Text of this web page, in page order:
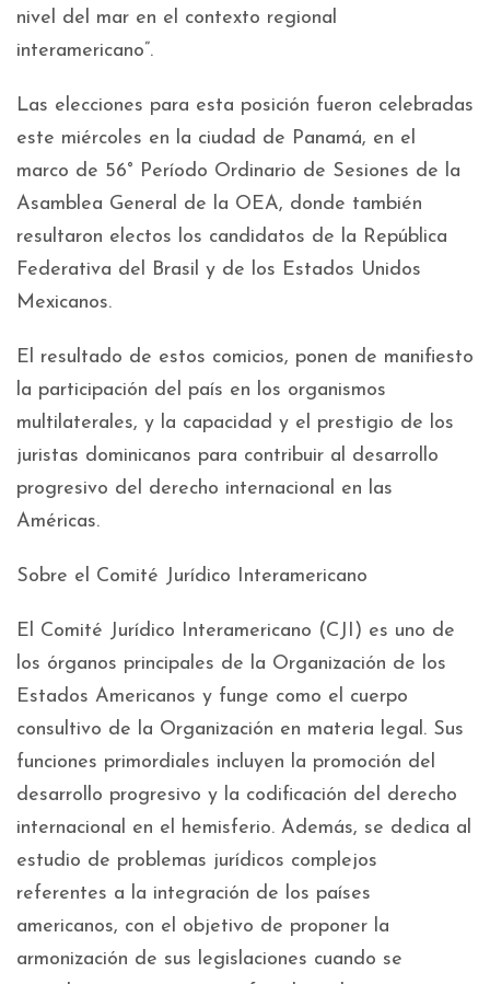
nivel del mar en el contexto regional
interamericano”.
Las elecciones para esta posición fueron celebradas
este miércoles en la ciudad de Panamá, en el
marco de 56° Período Ordinario de Sesiones de la
Asamblea General de la OEA, donde también
resultaron electos los candidatos de la República
Federativa del Brasil y de los Estados Unidos
Mexicanos.
El resultado de estos comicios, ponen de manifiesto
la participación del país en los organismos
multilaterales, y la capacidad y el prestigio de los
juristas dominicanos para contribuir al desarrollo
progresivo del derecho internacional en las
Américas.
Sobre el Comité Jurídico Interamericano
El Comité Jurídico Interamericano (CJI) es uno de
los órganos principales de la Organización de los
Estados Americanos y funge como el cuerpo
consultivo de la Organización en materia legal. Sus
funciones primordiales incluyen la promoción del
desarrollo progresivo y la codificación del derecho
internacional en el hemisferio. Además, se dedica al
estudio de problemas jurídicos complejos
referentes a la integración de los países
americanos, con el objetivo de proponer la
armonización de sus legislaciones cuando se